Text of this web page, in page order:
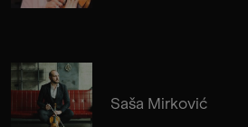
Saša Mirković